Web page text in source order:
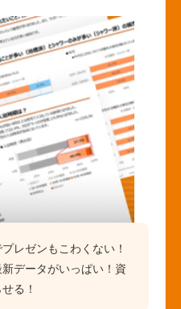
レゼンもこわくない！
データがいっぱい！資
る！